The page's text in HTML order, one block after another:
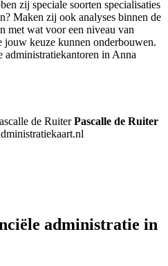
zij speciale soorten specialisaties
Maken zij ook analyses binnen de
met wat voor een niveau van
jouw keuze kunnen onderbouwen.
administratiekantoren in Anna
Pascalle de Ruiter
administratie in